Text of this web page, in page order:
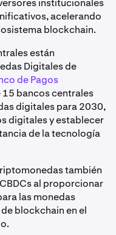
institucionales
acelerando
blockchain.
están
Digitales de
de Pagos
bancos centrales
digitales para 2030,
digitales y establecer
de la tecnología
también
al proporcionar
las monedas
blockchain en el